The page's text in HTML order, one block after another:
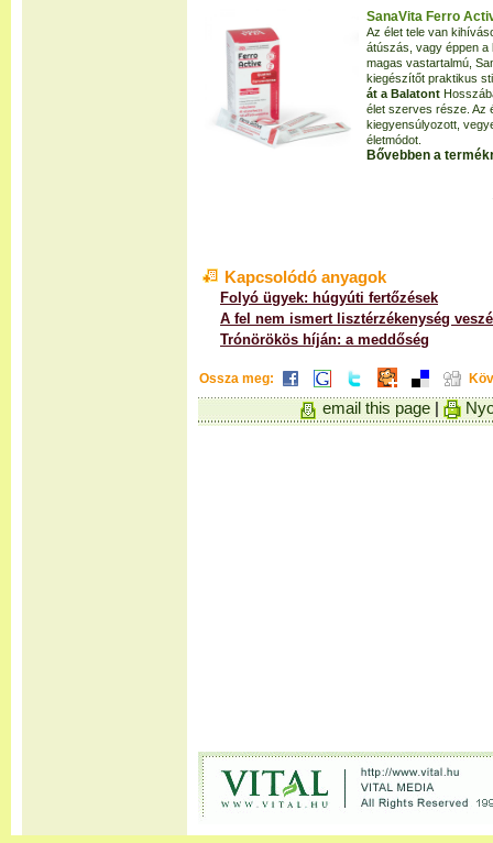
SanaVita Ferro
Az élet tele van
átúszás, vagy éppen a
magas vastartalmú,
kiegészítőt praktikus
át a Balatont
élet szerves része. Az
kiegyensúlyozott,
életmódot.
Bővebben a
Kapcsolódó anyagok
Folyó ügyek: húgyúti fertőzések
A fel nem ismert lisztérzékenység
Trónörökös híján: a meddőség
Ossza meg:
email this page